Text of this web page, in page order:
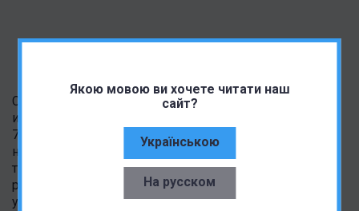
Якою мовою ви хочете читати наш
сайт?
Українською
На русском
Сегодня только 2,6% пользователей Android
используют телефоны, работающие на 7.0 Nougat или
7.1 Nougat, поэтому Google просто невыгодно
настраивать свой браузер под подобные устройства,
тогда как Android 13 завоевала корону самой
распространенной операционной системы Android,
установленной на 22,4% всех устройств.